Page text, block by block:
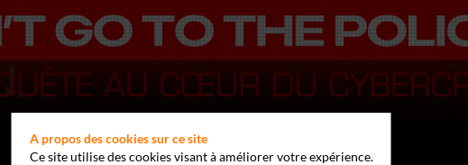
A propos des cookies sur ce site
Ce site utilise des cookies visant à améliorer votre expérience.